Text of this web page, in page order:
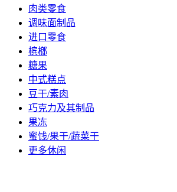
肉类零食
调味面制品
进口零食
槟榔
糖果
中式糕点
豆干/素肉
巧克力及其制品
果冻
蜜饯/果干/蔬菜干
更多休闲